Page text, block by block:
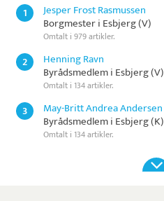
1 Jesper Frost Rasmussen
Borgmester i Esbjerg (V)
Omtalt i 979 artikler.
2 Henning Ravn
Byrådsmedlem i Esbjerg (V)
Omtalt i 134 artikler.
3 May-Britt Andrea Andersen
Byrådsmedlem i Esbjerg (K)
Omtalt i 134 artikler.